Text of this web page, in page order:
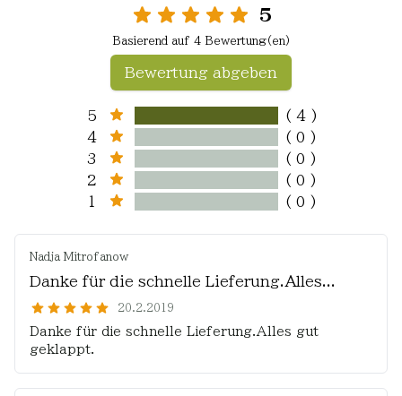
5
Basierend auf 4 Bewertung(en)
Bewertung abgeben
5
( 4 )
4
( 0 )
3
( 0 )
2
( 0 )
1
( 0 )
Nadja Mitrofanow
Danke für die schnelle Lieferung.Alles...
20.2.2019
Danke für die schnelle Lieferung.Alles gut
geklappt.